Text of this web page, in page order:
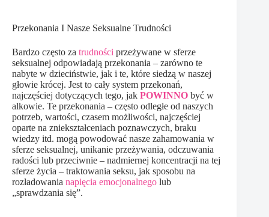
Przekonania I Nasze Seksualne Trudności
Bardzo często za trudności przeżywane w sferze
seksualnej odpowiadają przekonania – zarówno te
nabyte w dzieciństwie, jak i te, które siedzą w naszej
głowie krócej. Jest to cały system przekonań,
najczęściej dotyczących tego, jak POWINNO być w
alkowie. Te przekonania – często odległe od naszych
potrzeb, wartości, czasem możliwości, najczęściej
oparte na zniekształceniach poznawczych, braku
wiedzy itd. mogą powodować nasze zahamowania w
sferze seksualnej, unikanie przeżywania, odczuwania
radości lub przeciwnie – nadmiernej koncentracji na tej
sferze życia – traktowania seksu, jak sposobu na
rozładowania napięcia emocjonalnego lub
„sprawdzania się”.